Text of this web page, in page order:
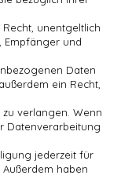
unentgeltlich
Empfänger und
Daten
ein Recht,
verlangen. Wenn
Datenverarbeitung
jederzeit für
haben